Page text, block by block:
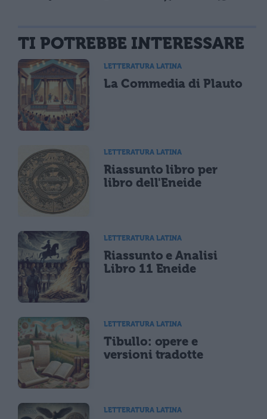
TI POTREBBE INTERESSARE
LETTERATURA LATINA
La Commedia di Plauto
LETTERATURA LATINA
Riassunto libro per
libro dell'Eneide
LETTERATURA LATINA
Riassunto e Analisi
Libro 11 Eneide
LETTERATURA LATINA
Tibullo: opere e
versioni tradotte
LETTERATURA LATINA